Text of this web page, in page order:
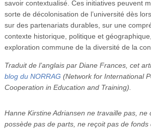
savoir contextualisé. Ces initiatives peuvent
sorte de décolonisation de l’université dès
sur des partenariats durables, sur une
contexte historique, politique et
exploration commune de la diversité de la
Traduit de l’anglais par Diane Frances, cet
blog du NORRAG (Network for International
Cooperation in Education and Training).
Hanne Kirstine Adriansen ne travaille pas, ne
possède pas de parts, ne reçoit pas de fonds